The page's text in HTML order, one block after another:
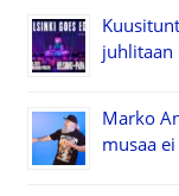
juhlitaan
Marko
musaa